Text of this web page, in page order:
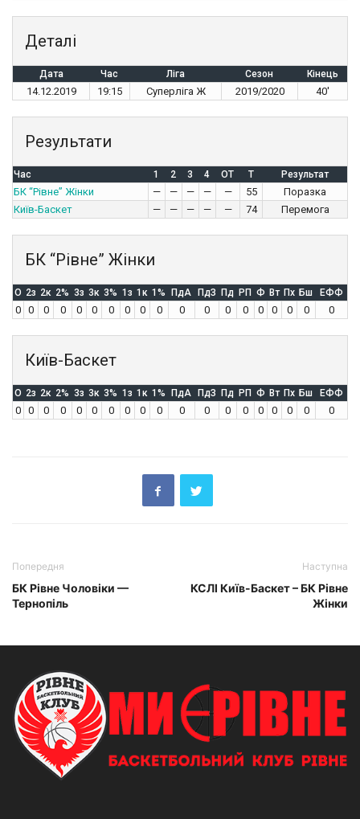
Деталі
Дата Час Ліга Сезон Кінець
14.12.2019 19:15 Суперліга Ж 2019/2020 40'
Результати
Час 1 2 3 4 OT T Результат
БК “Рівне” Жінки — — — — — 55
Поразка
Київ-Баскет
— — — — — 74 Перемога
БК “Рівне” Жінки
O 2з 2к 2% 3з 3к 3% 1з 1к 1% ПдА ПдЗ Пд РП Ф Вт Пх Бш ЕФФ
0 0 0 0 0 0 0 0 0 0 0 0 0 0 0 0 0 0 0
Київ-Баскет
O 2з 2к 2% 3з 3к 3% 1з 1к 1% ПдА ПдЗ Пд РП Ф Вт Пх Бш ЕФФ
0 0 0 0 0 0 0 0 0 0 0 0 0 0 0 0 0 0 0
Попередня
БК Рівне Чоловіки —
Тернопіль
Наступна
КСЛІ Київ-Баскет – БК Рівне
Жінки